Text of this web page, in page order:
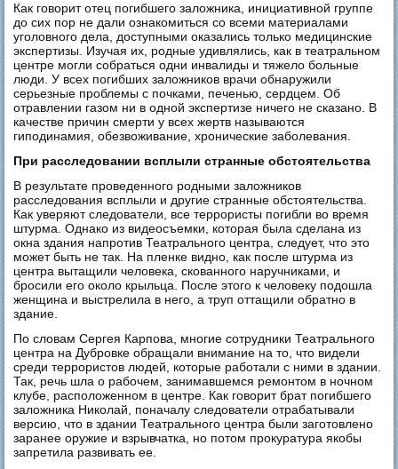
Как говорит отец погибшего заложника, инициативной группе
до сих пор не дали ознакомиться со всеми материалами
уголовного дела, доступными оказались только медицинские
экспертизы. Изучая их, родные удивлялись, как в театральном
центре могли собраться одни инвалиды и тяжело больные
люди. У всех погибших заложников врачи обнаружили
серьезные проблемы с почками, печенью, сердцем. Об
отравлении газом ни в одной экспертизе ничего не сказано. В
качестве причин смерти у всех жертв называются
гиподинамия, обезвоживание, хронические заболевания.
При расследовании всплыли странные обстоятельства
В результате проведенного родными заложников
расследования всплыли и другие странные обстоятельства.
Как уверяют следователи, все террористы погибли во время
штурма. Однако из видеосъемки, которая была сделана из
окна здания напротив Театрального центра, следует, что это
может быть не так. На пленке видно, как после штурма из
центра вытащили человека, скованного наручниками, и
бросили его около крыльца. После этого к человеку подошла
женщина и выстрелила в него, а труп оттащили обратно в
здание.
По словам Сергея Карпова, многие сотрудники Театрального
центра на Дубровке обращали внимание на то, что видели
среди террористов людей, которые работали с ними в здании.
Так, речь шла о рабочем, занимавшемся ремонтом в ночном
клубе, расположенном в центре. Как говорит брат погибшего
заложника Николай, поначалу следователи отрабатывали
версию, что в здании Театрального центра были заготовлено
заранее оружие и взрывчатка, но потом прокуратура якобы
запретила развивать ее.